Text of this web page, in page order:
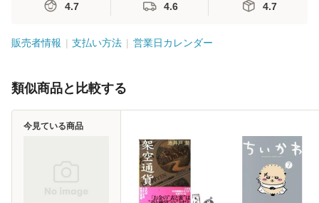
4.7 4.6 4.7
販売者情報 支払い方法 営業日カレンダー
類似商品と比較する
今見ている商品